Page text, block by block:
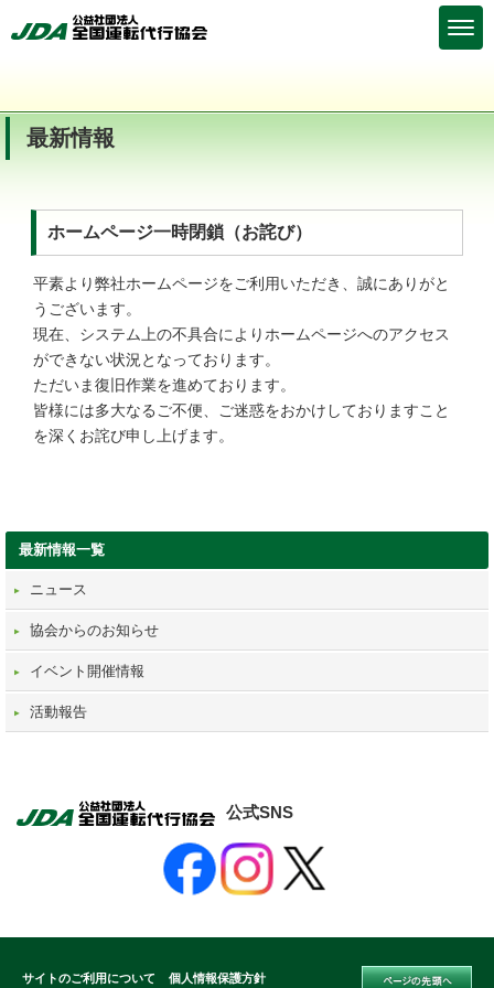
最新情報
ホームページ一時閉鎖（お詫び）
平素より弊社ホームページをご利用いただき、誠にありがと
うございます。
現在、システム上の不具合によりホームページへのアクセス
ができない状況となっております。
ただいま復旧作業を進めております。
皆様には多大なるご不便、ご迷惑をおかけしておりますこと
を深くお詫び申し上げます。
最新情報一覧
ニュース
協会からのお知らせ
イベント開催情報
活動報告
公式SNS
サイトのご利用について 個人情報保護方針